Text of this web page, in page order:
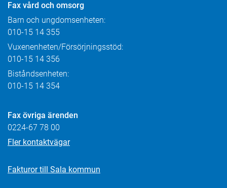
Fax vård och omsorg
Barn och ungdomsenheten:
010-15 14 355
Vuxenenheten/Försörjningsstöd:
010-15 14 356
Biståndsenheten:
010-15 14 354
Fax övriga ärenden
0224-67 78 00
Fler kontaktvägar
Fakturor till Sala kommun